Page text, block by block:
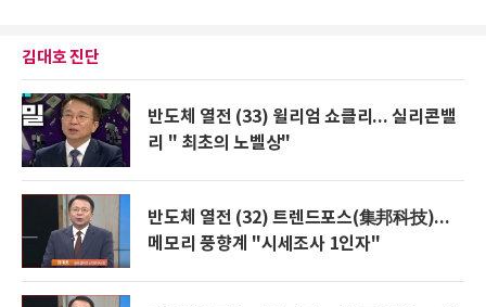
김대호 진단
반도체 열전 (33) 윌리엄 쇼클리... 실리콘밸
리 " 최초의 노벨상"
반도체 열전 (32) 트렌드포스(集邦科技)...
메모리 풍향계 "시세조사 1인자"